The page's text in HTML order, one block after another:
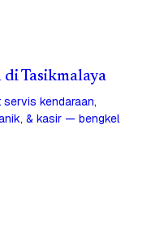
Tasikmalaya
kendaraan,
& kasir — bengkel